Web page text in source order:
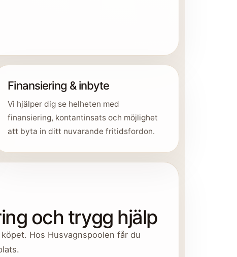
Finansiering & inbyte
Vi hjälper dig se helheten med
finansiering, kontantinsats och möjlighet
att byta in ditt nuvarande fritidsfordon.
och trygg hjälp
Hos Husvagnspoolen får du